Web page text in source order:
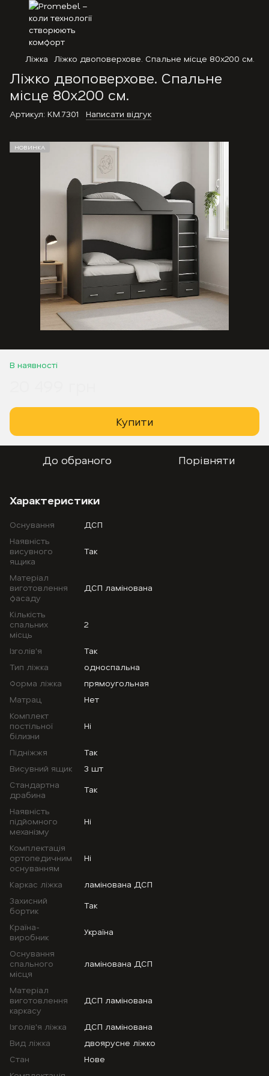
Ліжка Ліжко двоповерхове. Спальне місце 80х200 см.
Ліжко двоповерхове. Спальне
місце 80х200 см.
Артикул: KM.7301 Написати відгук
НОВИНКА
В наявності
Купити
До обраного Порівняти
Характеристики
Оснування
ДСП
Наявність
висувного
ящика
Так
Матеріал
виготовлення
фасаду
ДСП ламінована
Кількість
спальних
місць
2
Ізголів'я
Так
Тип ліжка
односпальна
Форма ліжка
прямоугольная
Матрац
Нет
Комплект
постільної
білизни
Ні
Підніжжя
Так
Висувний ящик
3 шт
Стандартна
драбина
Так
Наявність
підйомного
механізму
Ні
Комплектація
ортопедичним
оснуванням
Ні
Каркас ліжка
ламінована ДСП
Захисний
бортик
Так
Країна-
виробник
Україна
Оснування
спального
місця
ламінована ДСП
Матеріал
виготовлення
каркасу
ДСП ламінована
Ізголів'я ліжка
ДСП ламінована
Вид ліжка
двоярусне ліжко
Стан
Нове